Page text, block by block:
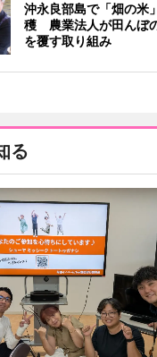
沖永良部島で「畑の米
穫 農業法人が田んぼ
を覆す取り組み
る